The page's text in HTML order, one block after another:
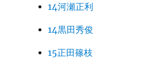
14河瀬正利
14黒田秀俊
15正田篠枝